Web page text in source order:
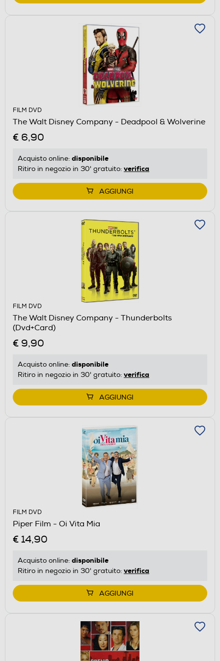
FILM DVD
The Walt Disney Company - Deadpool & Wolverine
€ 6,90
Acquisto online: disponibile
Ritiro in negozio in 30' gratuito: verifica
AGGIUNGI
FILM DVD
The Walt Disney Company - Thunderbolts
(Dvd+Card)
€ 9,90
Acquisto online: disponibile
Ritiro in negozio in 30' gratuito: verifica
AGGIUNGI
FILM DVD
Piper Film - Oi Vita Mia
€ 14,90
Acquisto online: disponibile
Ritiro in negozio in 30' gratuito: verifica
AGGIUNGI